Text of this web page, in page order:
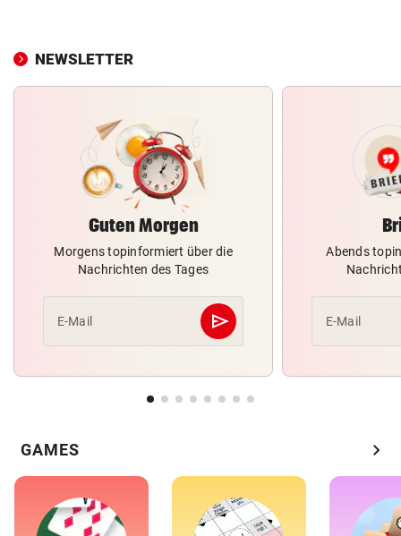
NEWSLETTER
Guten Morgen
Morgens topinformiert über die
Nachrichten des Tages
E-Mail send
Abschicken
Abends
E-Mail
GAMES chevron_right